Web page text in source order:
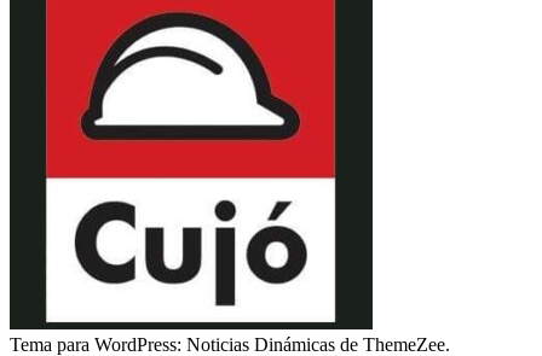
Tema para WordPress: Noticias Dinámicas de ThemeZee.